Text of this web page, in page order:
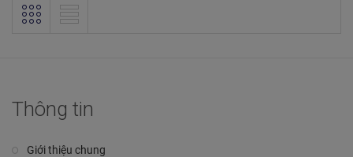
Thông tin
Giới thiệu chung